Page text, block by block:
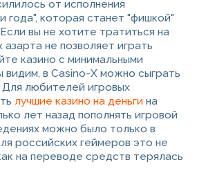
от исполнения
года", которая станет "фишкой"
вы не хотите тратиться на
азарта не позволяет играть
казино с минимальными
видим, в Casino-X можно сыграть
любителей игровых
лучшие казино на деньги на
лет назад пополнять игровой
можно было только в
российских геймеров это не
на переводе средств терялась